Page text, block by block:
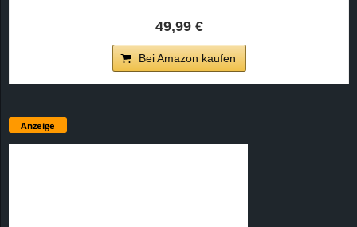
49,99 €
Bei Amazon kaufen
Anzeige